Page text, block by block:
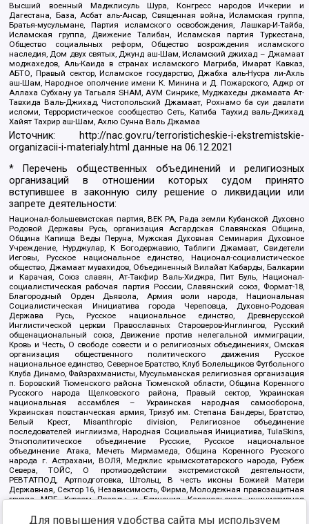
Высший военный Маджлисуль Шура, Конгресс народов Ичкерии и
Дагестана, База, Асбат аль-Ансар, Священная война, Исламская группа,
Братья-мусульмане, Партия исламского освобождения, Лашкар-И-Тайба,
Исламская группа, Движение Талибан, Исламская партия Туркестана,
Общество социальных реформ, Общество возрождения исламского
наследия, Дом двух святых, Джунд аш-Шам, Исламский джихад – Джамаат
моджахедов, Аль-Каида в странах исламского Магриба, Имарат Кавказ,
АБТО, Правый сектор, Исламское государство, Джабха аль-Нусра ли-Ахль
аш-Шам, Народное ополчение имени К. Минина и Д. Пожарского, Аджр от
Аллаха Субхану уа Тагьаля SHAM, АУМ Синрике, Муджахеды джамаата Ат-
Тавхида Валь-Джихад, Чистопольский Джамаат, Рохнамо ба суи давлати
исломи, Террористическое сообщество Сеть, Катиба Таухид валь-Джихад,
Хайят Тахрир аш-Шам, Ахлю Сунна Валь Джамаа
Источник:
http://nac.gov.ru/terroristicheskie-i-ekstremistskie-
organizacii-i-materialy.html данные на06.12.2021
* Перечень общественных объединений и религиозных
организаций в отношении которых судом принято
вступившее в законную силу решение о ликвидации или
запрете деятельности:
Национал-большевистская партия, ВЕК РА, Рада земли Кубанской Духовно
Родовой Державы Русь, организация Асгардская Славянская Община,
Община Капища Веды Перуна, Мужская Духовная Семинария Духовное
Учреждение, Нурджулар, К Богодержавию, Таблиги Джамаат, Свидетели
Иеговы, Русское национальное единство, Национал-социалистическое
общество, Джамаат мувахидов, Объединенный Вилайат Кабарды, Балкарии
и Карачая, Союз славян, Ат-Такфир Валь-Хиджра, Пит Буль, Национал-
социалистическая рабочая партия России, Славянский союз, Формат-18,
Благородный Орден Дьявола, Армия воли народа, Национальная
Социалистическая Инициатива города Череповца, Духовно-Родовая
Держава Русь, Русское национальное единство, Древнерусской
Инглистической церкви Православных Староверов-Инглингов, Русский
общенациональный союз, Движение против нелегальной иммиграции,
Кровь и Честь, О свободе совести и о религиозных объединениях, Омская
организация общественного политического движения Русское
национальное единство, Северное Братство, Клуб Болельщиков Футбольного
Клуба Динамо, Файзрахманисты, Мусульманская религиозная организация
п. Боровский Тюменского района Тюменской области, Община Коренного
Русского народа Щелковского района, Правый сектор, Украинская
национальная ассамблея – Украинская народная самооборона,
Украинская повстанческая армия, Тризуб им. Степана Бандеры, Братство,
Белый Крест, Misanthropic division, Религиозное объединение
последователей инглиизма, Народная Социальная Инициатива, TulaSkins,
Этнополитическое объединение Русские, Русское национальное
объединение Атака, Мечеть Мирмамеда, Община Коренного Русского
народа г. Астрахани, ВОЛЯ, Меджлис крымскотатарского народа, Рубеж
Севера, ТОЙС, О противодействии экстремистской деятельности,
РЕВТАТПОД, Артподготовка, Штольц, В честь иконы Божией Матери
Державная, Сектор 16, Независимость, Фирма, Молодежная правозащитная
группа МПГ, Курсом Правды и Единения, Каракольская инициативная
Благотворительный пансионат Ак Умут, Русская республика Русь,
Для повышения удобства сайта мы используем